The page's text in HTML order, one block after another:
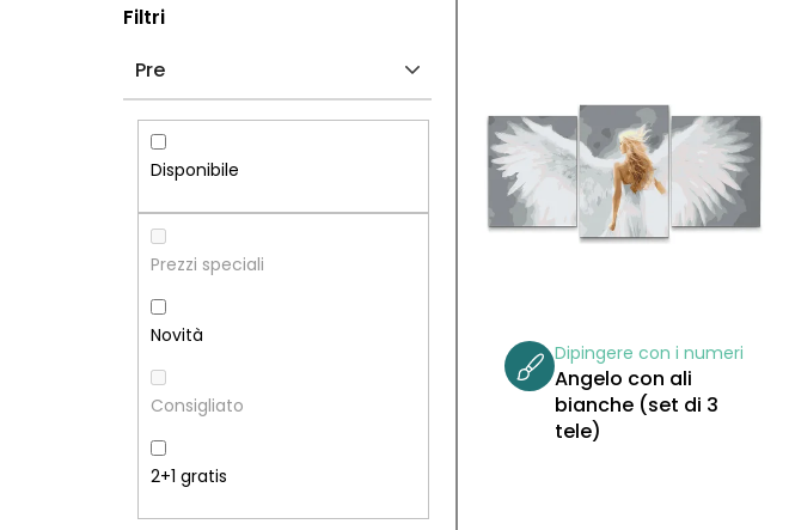
Filtri
Pre
Disponibile
Prezzi speciali
Novità
Consigliato
2+1 gratis
Dipingere con i numeri
Angelo con ali
bianche (set di 3
tele)